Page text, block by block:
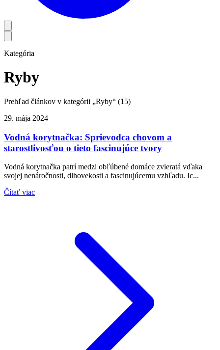
Kategória
Ryby
Prehľad článkov v kategórii „Ryby“ (15)
29. mája 2024
Vodná korytnačka: Sprievodca chovom a
starostlivosťou o tieto fascinujúce tvory
Vodná korytnačka patrí medzi obľúbené domáce zvieratá vďaka
svojej nenáročnosti, dlhovekosti a fascinujúcemu vzhľadu. Ic...
Čítať viac